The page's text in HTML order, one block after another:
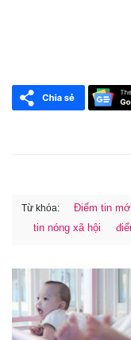
Từ khóa: Điểm tin
tin nóng xã hội